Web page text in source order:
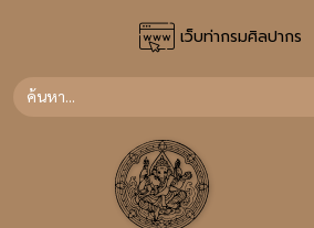
เว็บท่ากรมศิลปากร